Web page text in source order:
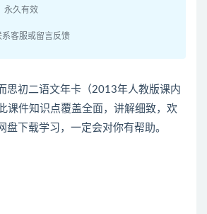
永久有效
系客服或留言反馈
思初二语文年卡（2013年人教版课内
课件知识点覆盖全面，讲解细致，欢
盘下载学习，一定会对你有帮助。